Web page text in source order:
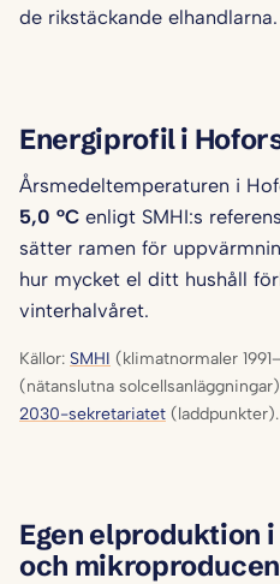
de rikstäckande elhandlarna.
Energiprofil i
Årsmedeltemperaturen i
5,0 °C enligt SMHI:s
sätter ramen för
hur mycket el ditt hushåll
vinterhalvåret.
Källor: SMHI (klimatnormaler
(nätanslutna
2030-sekretariatet (laddpunkter).
Egen elproduktion
och